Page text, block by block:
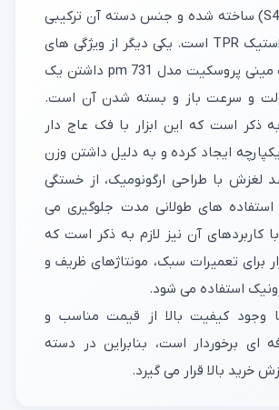
فولاد کربن (S45C) ساخته شده و جنس دسته آن ترکیبی
از لاستیک و پلاستیک TPR است. یکی دیگر از ویژگی های
مثبت انبردست مینی پروسکیت مدل pm 731 داشتن یک
و سرعت باز و بسته شدن آن است.
ذکر است که این ابزار با فک عاج دار
ایجاد کرده و به دلیل داشتن وزن
با طراحی ارگونومیک، از خستگی
های طولانی مدت جلوگیری می
کاربردهای آن نیز لازم به ذکر است که
برای تعمیرات سبک، مونتاژهای ظریف و
استفاده می شود.
وجود کیفیت بالا از قیمت مناسب و
ای برخوردار است، بنابراین در دسته
خرید بالا قرار می گیرد.